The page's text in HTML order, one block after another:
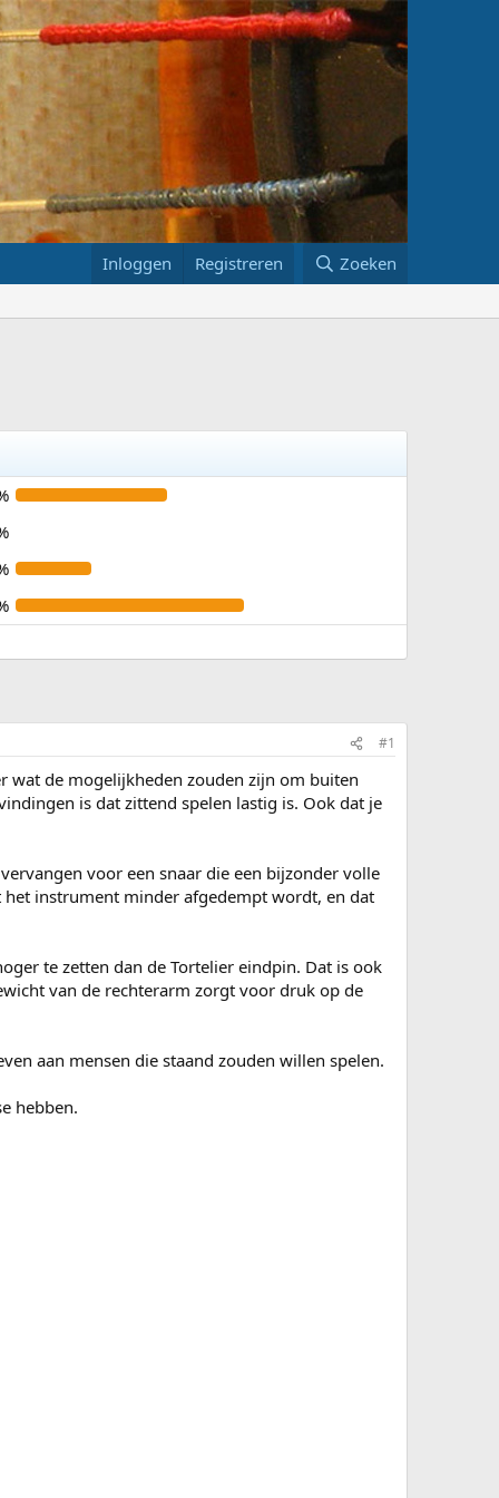
Inloggen Registreren Zoeken
#1
wat de mogelijkheden zouden zijn om buiten
is dat zittend spelen lastig is. Ook dat je
voor een snaar die een bijzonder volle
instrument minder afgedempt wordt, en dat
te zetten dan de Tortelier eindpin. Dat is ook
van de rechterarm zorgt voor druk op de
aan mensen die staand zouden willen spelen.
hebben.